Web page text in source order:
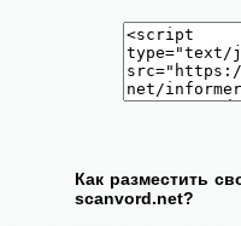
Как разместить
scanvord.net?